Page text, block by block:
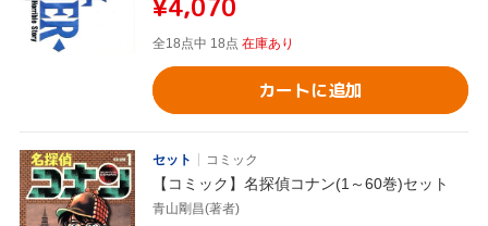
全18点中 18点 在庫あり
カートに追加
セット コミック
【コミック】名探偵コナン(1～60巻)セット
青山剛昌(著者)